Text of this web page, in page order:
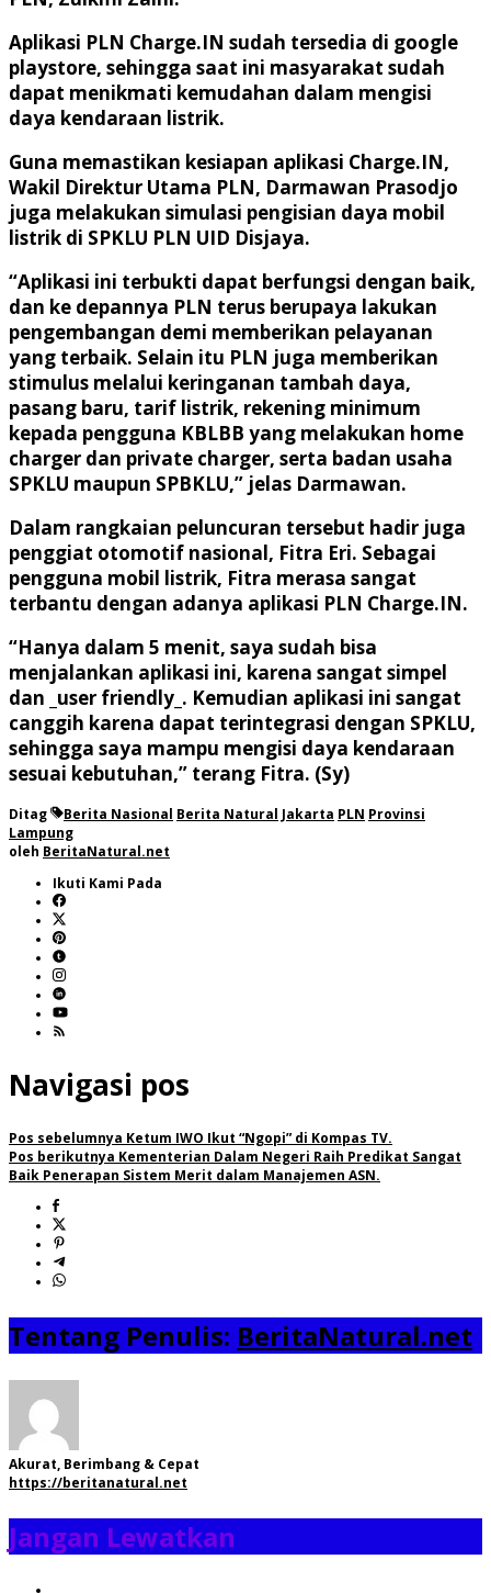
Aplikasi PLN Charge.IN sudah tersedia di google
playstore, sehingga saat ini masyarakat sudah
dapat menikmati kemudahan dalam mengisi
daya kendaraan listrik.
Guna memastikan kesiapan aplikasi Charge.IN,
Wakil Direktur Utama PLN, Darmawan Prasodjo
juga melakukan simulasi pengisian daya mobil
listrik di SPKLU PLN UID Disjaya.
“Aplikasi ini terbukti dapat berfungsi dengan baik,
dan ke depannya PLN terus berupaya lakukan
pengembangan demi memberikan pelayanan
yang terbaik. Selain itu PLN juga memberikan
stimulus melalui keringanan tambah daya,
pasang baru, tarif listrik, rekening minimum
kepada pengguna KBLBB yang melakukan home
charger dan private charger, serta badan usaha
SPKLU maupun SPBKLU,” jelas Darmawan.
Dalam rangkaian peluncuran tersebut hadir juga
penggiat otomotif nasional, Fitra Eri. Sebagai
pengguna mobil listrik, Fitra merasa sangat
terbantu dengan adanya aplikasi PLN Charge.IN.
“Hanya dalam 5 menit, saya sudah bisa
menjalankan aplikasi ini, karena sangat simpel
dan _user friendly_. Kemudian aplikasi ini sangat
canggih karena dapat terintegrasi dengan SPKLU,
sehingga saya mampu mengisi daya kendaraan
sesuai kebutuhan,” terang Fitra. (Sy)
Ditag Berita Nasional Berita Natural Jakarta PLN Provinsi
Lampung
oleh BeritaNatural.net
Ikuti Kami Pada
Navigasi pos
Pos sebelumnya Ketum IWO Ikut “Ngopi” di Kompas TV.
Pos berikutnya Kementerian Dalam Negeri Raih Predikat Sangat
Baik Penerapan Sistem Merit dalam Manajemen ASN.
Tentang Penulis: BeritaNatural.net
Akurat, Berimbang & Cepat
https://beritanatural.net
Jangan Lewatkan